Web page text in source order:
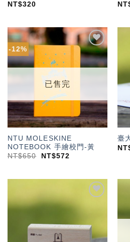
NT$320
-12%
加入
「願
望輕
已售完
NTU MOLESKINE
NOTEBOOK 手繪校門-黃
NT$650 NT$572
臺
單」